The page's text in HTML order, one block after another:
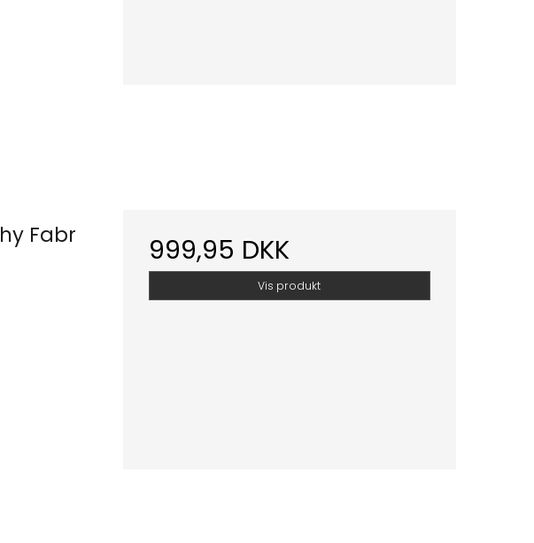
Fabr 999,95 DKK
Vis produkt